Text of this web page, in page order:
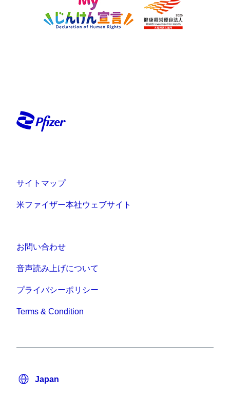
サイトマップ
米ファイザー本社ウェブサイト
お問い合わせ
音声読み上げについて
プライバシーポリシー
Terms & Condition